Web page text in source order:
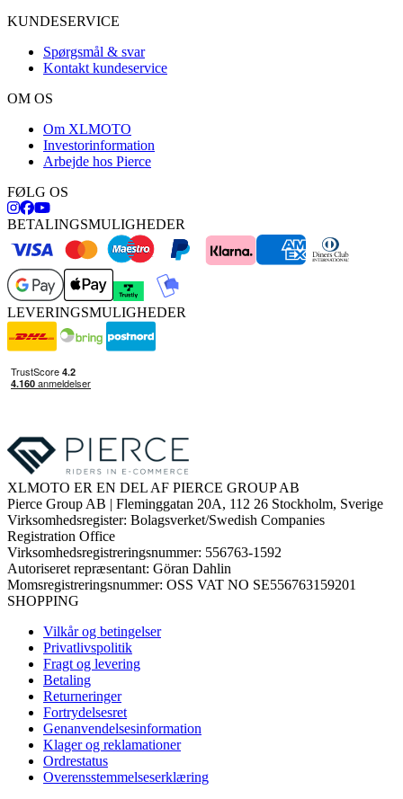
KUNDESERVICE
Spørgsmål & svar
Kontakt kundeservice
OM OS
Om XLMOTO
Investorinformation
Arbejde hos Pierce
FØLG OS
BETALINGSMULIGHEDER
LEVERINGSMULIGHEDER
XLMOTO ER EN DEL AF PIERCE GROUP AB
Pierce Group AB | Fleminggatan 20A, 112 26 Stockholm, Sverige
Virksomhedsregister: Bolagsverket/Swedish Companies
Registration Office
Virksomhedsregistreringsnummer: 556763-1592
Autoriseret repræsentant: Göran Dahlin
Momsregistreringsnummer: OSS VAT NO SE556763159201
SHOPPING
Vilkår og betingelser
Privatlivspolitik
Fragt og levering
Betaling
Returneringer
Fortrydelsesret
Genanvendelsesinformation
Klager og reklamationer
Ordrestatus
Overensstemmelseserklæring